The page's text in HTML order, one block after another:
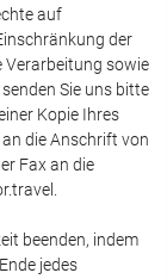
auf
der
Verarbeitung sowie
Sie uns bitte
Kopie Ihres
die Anschrift von
Fax an die
beenden, indem
jedes